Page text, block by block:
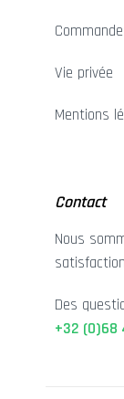
Vie privée
Mentions
Contact
Nous
Des
+32 (0)68